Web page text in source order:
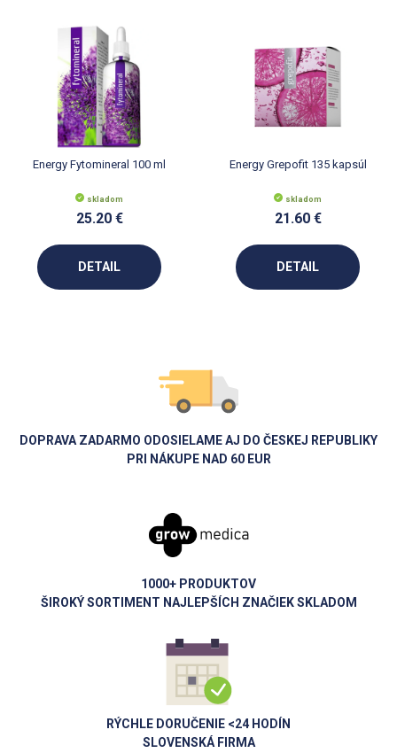
Energy Fytomineral 100 ml
skladom
25.20 €
DETAIL
Energy Grepofit 135 kapsúl
skladom
21.60 €
DETAIL
DOPRAVA ZADARMO ODOSIELAME AJ DO ČESKEJ REPUBLIKY
PRI NÁKUPE NAD 60 EUR
1000+ PRODUKTOV
ŠIROKÝ SORTIMENT NAJLEPŠÍCH ZNAČIEK SKLADOM
RÝCHLE DORUČENIE <24 HODÍN
SLOVENSKÁ FIRMA